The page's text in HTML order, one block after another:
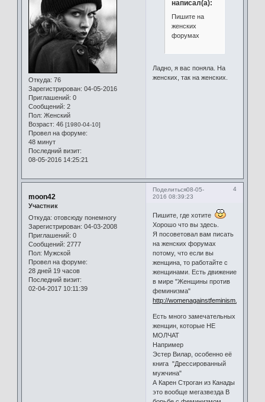
Откуда: 76
Зарегистрирован: 04-05-2016
Приглашений: 0
Сообщений: 2
Пол: Женский
Возраст: 46 [1980-04-10]
Провел на форуме:
48 минут
Последний визит:
08-05-2016 14:25:21
написал(а):
Пишите на
женских
форумах
Ладно, я вас поняла. На
женских, так на женских.
Поделиться 4
08-05-
2016 08:39:23
moon42
Участник
Откуда: отовсюду понемногу
Зарегистрирован: 04-03-2008
Приглашений: 0
Сообщений: 2777
Пол: Мужской
Провел на форуме:
28 дней 19 часов
Последний визит:
02-04-2017 10:11:39
Пишите, где хотите
Хорошо что вы здесь.
Я посоветовал вам писать
на женских форумах
потому, что если вы
женщина, то работайте с
женщинами. Есть движение
в мире "Женщины против
феминизма"
http://
Есть много замечательных
женщин, которые НЕ
МОЛЧАТ
Например
Эстер Вилар, особенно её
книга "Дрессированный
мужчина"
А Карен Строган из Канады
это вообще мегазвезда В